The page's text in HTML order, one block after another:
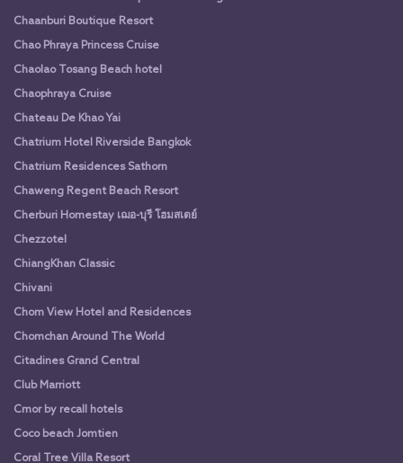
Chaanburi Boutique Resort
Chao Phraya Princess Cruise
Chaolao Tosang Beach hotel
Chaophraya Cruise
Chateau De Khao Yai
Chatrium Hotel Riverside Bangkok
Chatrium Residences Sathorn
Chaweng Regent Beach Resort
Cherburi Homestay เฌอ-บุรี โฮมสเตย์
Chezzotel
ChiangKhan Classic
Chivani
Chom View Hotel and Residences
Chomchan Around The World
Citadines Grand Central
Club Marriott
Cmor by recall hotels
Coco beach Jomtien
Coral Tree Villa Resort